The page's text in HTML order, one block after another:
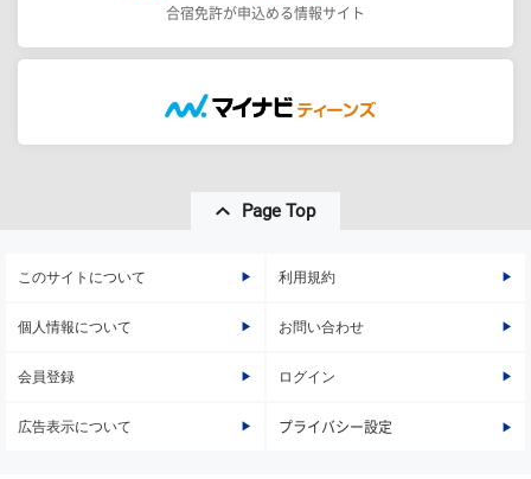
合宿免許が申込める情報サイト
Page Top
このサイトについて 利用規約
個人情報について お問い合わせ
会員登録 ログイン
広告表示について プライバシー設定